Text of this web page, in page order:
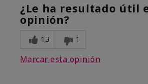
¿Le ha resultado útil
opinión?
13 1
Marcar esta opinión